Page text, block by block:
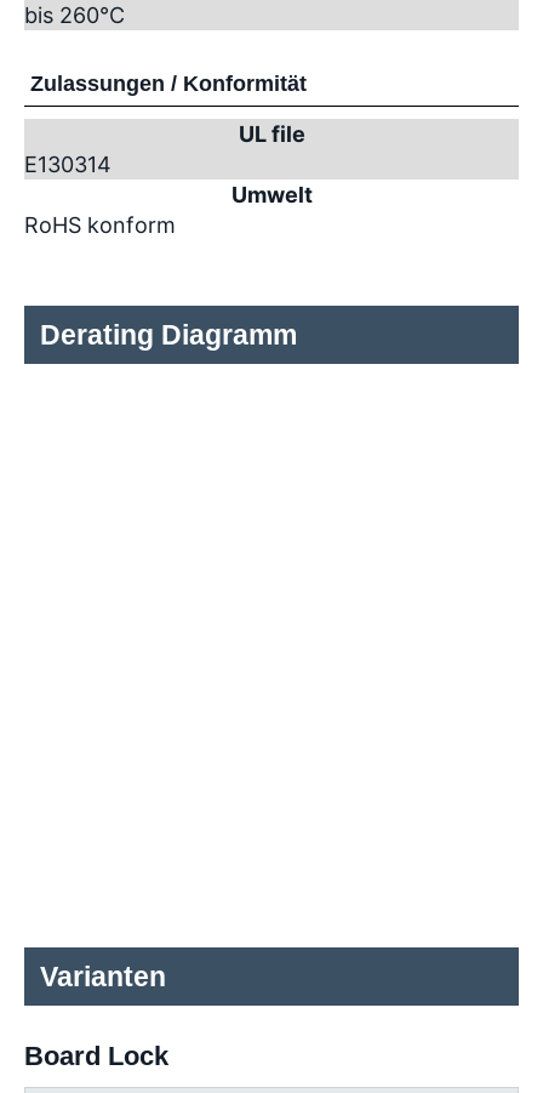
bis 260°C
Zulassungen / Konformität
UL file
E130314
Umwelt
RoHS konform
Derating Diagramm
Varianten
Board Lock